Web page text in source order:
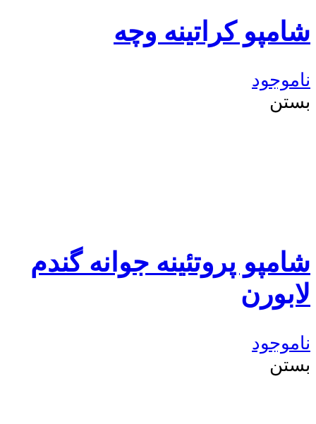
شامپو کراتینه وچه
ناموجود
بستن
شامپو پروتئینه جوانه گندم
لابورن
ناموجود
بستن